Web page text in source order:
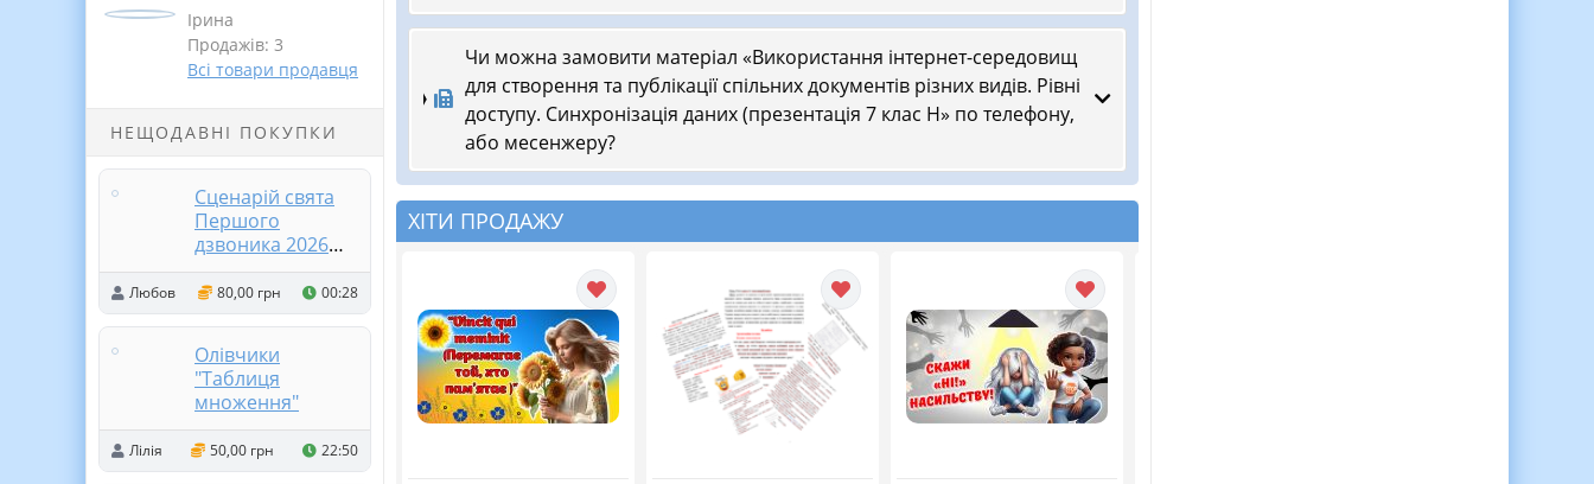
Ірина
Продажів: 3
Всі товари продавця
НЕЩОДАВНІ ПОКУПКИ
Сценарій свята
Першого
дзвоника 2026
«Ми на світлій
хвилі. Пароль до
шкільної мережі»
Любов 80,00 грн 00:28
Олівчики
"Таблиця
множення"
Лілія 50,00 грн 22:50
Чи можна замовити матеріал «Використання інтернет-середовищ
для створення та публікації спільних документів різних видів. Рівні
доступу. Синхронізація даних (презентація 7 клас Н» по телефону,
або месенжеру?
ХІТИ ПРОДАЖУ